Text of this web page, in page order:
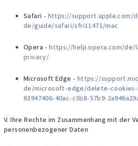
Safari - https://support.apple.com/
de/guide/safari/sfri11471/mac
Opera -https://help.opera.com/
privacy/
Microsoft Edge - https://
de/microsoft-edge/delete-
63947406-40ac-c3b8-57b9-
V. Ihre Rechte im Zusammenhang mit der
personenbezogener Daten